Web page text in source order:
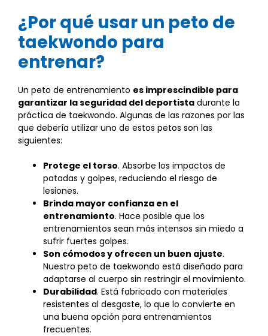
¿Por qué usar un peto de
taekwondo para
entrenar?
Un peto de entrenamiento es imprescindible para
garantizar la seguridad del deportista durante la
práctica de taekwondo. Algunas de las razones por las
que debería utilizar uno de estos petos son las
siguientes:
Protege el torso. Absorbe los impactos de
patadas y golpes, reduciendo el riesgo de
lesiones.
Brinda mayor confianza en el
entrenamiento. Hace posible que los
entrenamientos sean más intensos sin miedo a
sufrir fuertes golpes.
Son cómodos y ofrecen un buen ajuste.
Nuestro peto de taekwondo está diseñado para
adaptarse al cuerpo sin restringir el movimiento.
Durabilidad. Está fabricado con materiales
resistentes al desgaste, lo que lo convierte en
una buena opción para entrenamientos
frecuentes.